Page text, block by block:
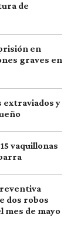
de
en
graves en
extraviados y
vaquillonas
dos robos
mes de mayo